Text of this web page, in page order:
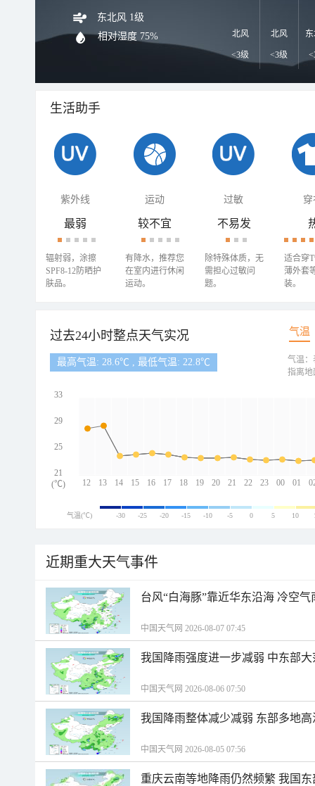
东北风 1级
相对湿度 75% 北风
<3级
北风
<3级
生活助手
紫外线 运动 过敏 穿
最弱
辐射弱，涂擦
SPF8-12防晒护
肤品。
较不宜
有降水，推荐您
在室内进行休闲
运动。
不易发
除特殊体质，无
需担心过敏问
题。
适合穿
薄外套
装。
过去24小时整点天气实况 气温
最高气温: 28.6℃ , 最低气温: 22.8℃
12 13 14 15 16 17 18 19 20 21 22 23 00 01
33
29
25
21
(℃)
气温：
指离地
气温(℃) -30 -25 -20 -15 -10 -5 0 5 10
近期重大天气事件
台风“白海豚”靠近华东沿海 冷空
中国天气网 2026-08-07 07:45
我国降雨强度进一步减弱 中东部
中国天气网 2026-08-06 07:50
我国降雨整体减少减弱 东部多地
中国天气网 2026-08-05 07:56
重庆云南等地降雨仍然频繁 我国